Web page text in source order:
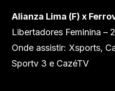
Alianza Lima (F) x
Libertadores Feminina –
Onde assistir: Xsports,
Sportv 3 e CazéTV